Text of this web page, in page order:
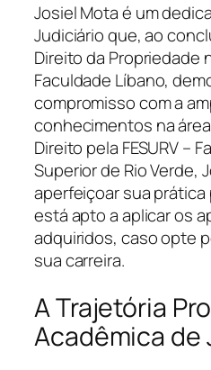
Josiel Mota é um
Judiciário que, ao
Direito da Propriedade
Faculdade Líbano,
compromisso com a
conhecimentos na
Direito pela FESURV –
Superior de Rio Verde,
aperfeiçoar sua prática
está apto a aplicar os
adquiridos, caso opte
sua carreira.
A Trajetória
Acadêmica de